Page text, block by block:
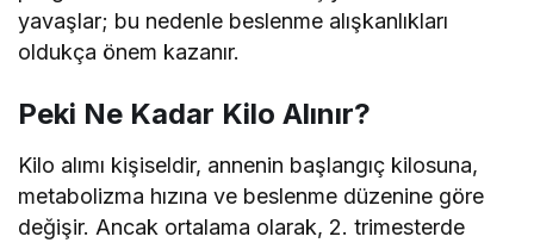
yavaşlar; bu nedenle beslenme alışkanlıkları
oldukça önem kazanır.
Peki Ne Kadar Kilo Alınır?
Kilo alımı kişiseldir, annenin başlangıç kilosuna,
metabolizma hızına ve beslenme düzenine göre
değişir. Ancak ortalama olarak, 2. trimesterde